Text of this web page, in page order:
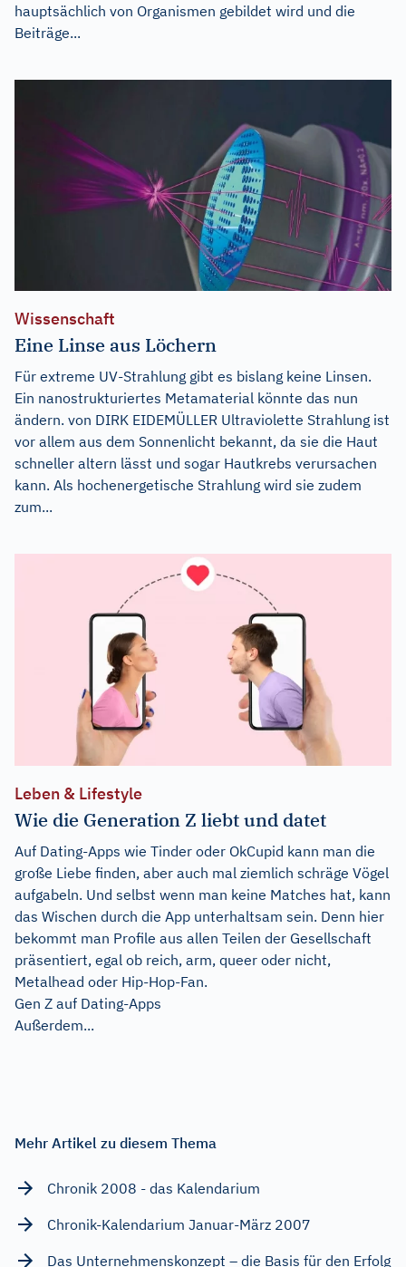
hauptsächlich von Organismen gebildet wird und die
Beiträge...
Wissenschaft
Eine Linse aus Löchern
Für extreme UV-Strahlung gibt es bislang keine Linsen.
Ein nanostrukturiertes Metamaterial könnte das nun
ändern. von DIRK EIDEMÜLLER Ultraviolette Strahlung ist
vor allem aus dem Sonnenlicht bekannt, da sie die Haut
schneller altern lässt und sogar Hautkrebs verursachen
kann. Als hochenergetische Strahlung wird sie zudem
zum...
Leben & Lifestyle
Wie die Generation Z liebt und datet
Auf Dating-Apps wie Tinder oder OkCupid kann man die
große Liebe finden, aber auch mal ziemlich schräge Vögel
aufgabeln. Und selbst wenn man keine Matches hat, kann
das Wischen durch die App unterhaltsam sein. Denn hier
bekommt man Profile aus allen Teilen der Gesellschaft
präsentiert, egal ob reich, arm, queer oder nicht,
Metalhead oder Hip-Hop-Fan.
Gen Z auf Dating-Apps
Außerdem...
Mehr Artikel zu diesem Thema
Chronik 2008 - das Kalendarium
Chronik-Kalendarium Januar-März 2007
Das Unternehmenskonzept – die Basis für den Erfolg